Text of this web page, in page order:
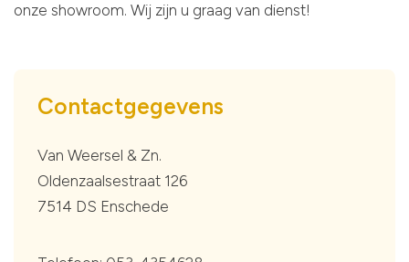
onze showroom. Wij zijn u graag van dienst!
Contactgegevens
Van Weersel & Zn.
Oldenzaalsestraat 126
7514 DS Enschede